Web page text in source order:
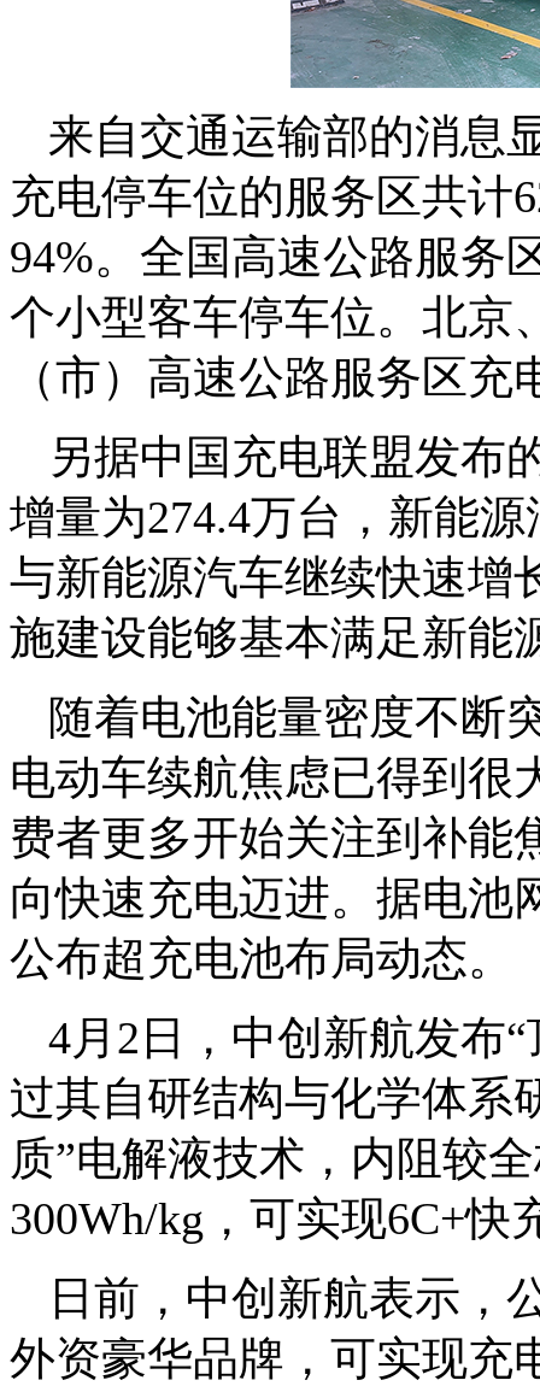
来自交通运输部的消息
充电停车位的服务区共计
94%。全国高速公路服务
个小型客车停车位。北京
（市）高速公路服务区
另据中国充电联盟发布
增量为274.4万台，新能
与新能源汽车继续快速增
施建设能够基本满足新能
随着电池能量密度不断
电动车续航焦虑已得到很
费者更多开始关注到补能
向快速充电迈进。据电池
公布超充电池布局动态。
4月2日，中创新航发布
过其自研结构与化学体系
质”电解液技术，内阻较
300Wh/kg，可实现6C+快
日前，中创新航表示，
外资豪华品牌，可实现充